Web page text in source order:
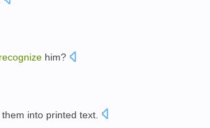
recognize him?
them into printed text